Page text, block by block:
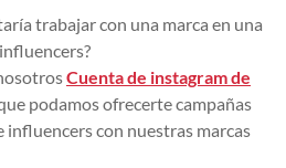
trabajar con una marca en una
Cuenta de instagram de
podamos ofrecerte campañas
influencers con nuestras marcas